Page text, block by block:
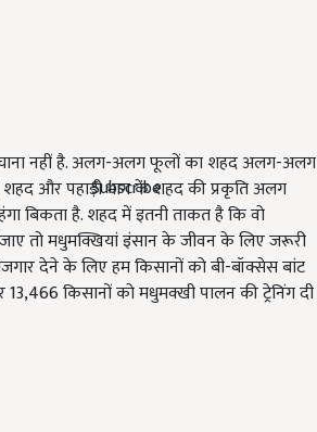
Subscribe
नहीं है. अलग-अलग फूलों का शहद अलग-अलग
शहद और पहाड़ी भाग के शहद की प्रकृति अलग
बिकता है. शहद में इतनी ताकत है कि वो
तो मधुमक्खियां इंसान के जीवन के लिए जरूरी
देने के लिए हम किसानों को बी-बॉक्सेस बांट
13,466 किसानों को मधुमक्खी पालन की ट्रेनिंग दी